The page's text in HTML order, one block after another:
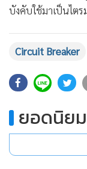
บังคับใช้มาเป็นไต
Circuit Breaker
ยอดนิยม